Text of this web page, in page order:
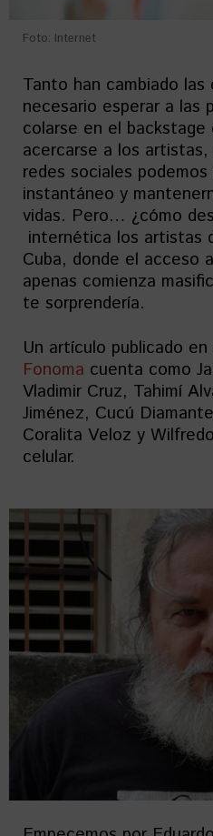
Foto: Internet
Tanto han cambiado
necesario esperar a las
colarse en el
acercarse a los
redes sociales
instantáneo y
vidas. Pero… ¿cómo
internética los artistas
Cuba, donde el acceso
apenas comienza
te sorprendería.
Un artículo publicado
Fonoma cuenta como
Vladimir Cruz, Tahimí
Jiménez, Cucú
Coralita Veloz y
celular.